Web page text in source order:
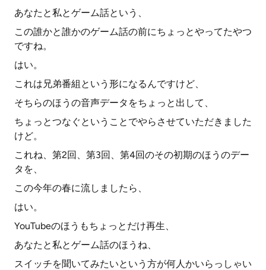
あなたと私とゲーム話という、
この誰かと誰かのゲーム話の前にちょっとやってたやつ
ですね。
はい。
これは兄弟番組という形になるんですけど、
そちらのほうの音声データをちょっと出して、
ちょっとつなぐということでやらさせていただきました
けど。
これね、第2回、第3回、第4回のその初期のほうのデー
タを、
この今年の春に流しましたら、
はい。
YouTubeのほうもちょっとだけ再生、
あなたと私とゲーム話のほうね、
スイッチを聞いてみたいという方が何人かいらっしゃい